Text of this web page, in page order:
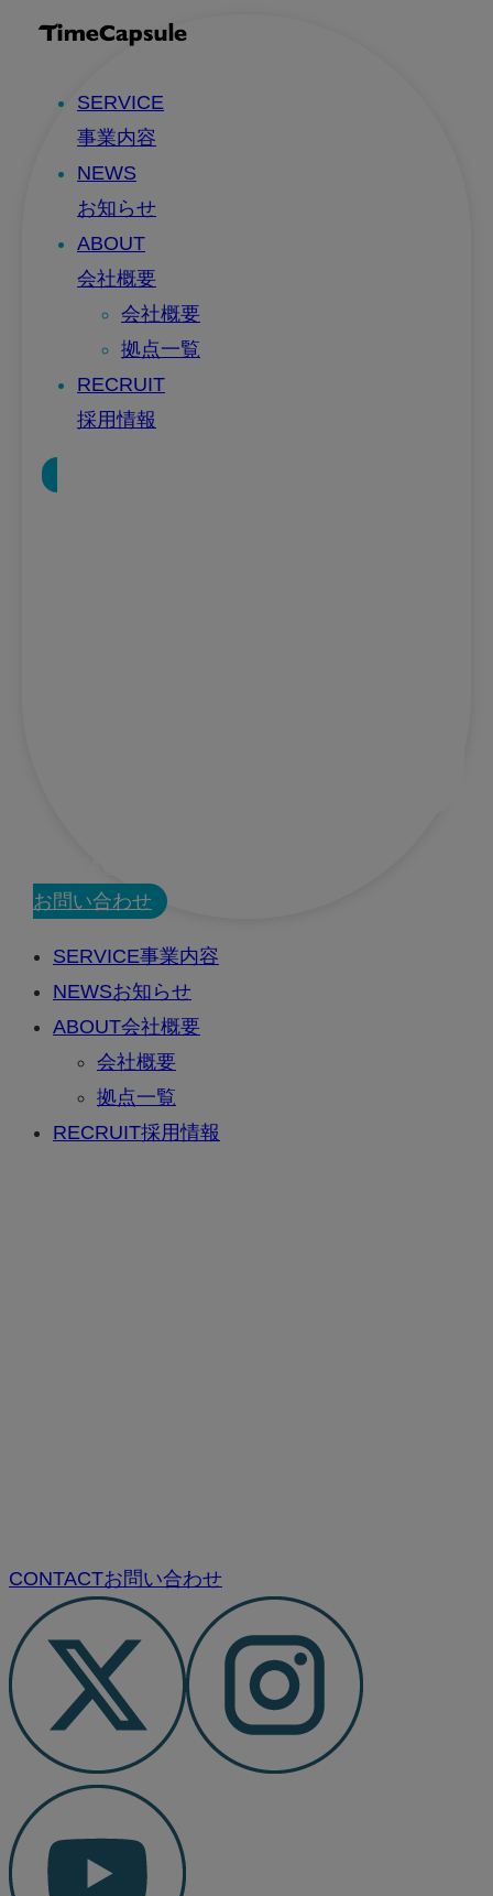
SERVICE
事業内容
NEWS
お知らせ
ABOUT
会社概要
会社概要
拠点一覧
RECRUIT
採用情報
お問い合わせ
SERVICE事業内容
NEWSお知らせ
ABOUT会社概要
会社概要
拠点一覧
RECRUIT採用情報
CONTACTお問い合わせ